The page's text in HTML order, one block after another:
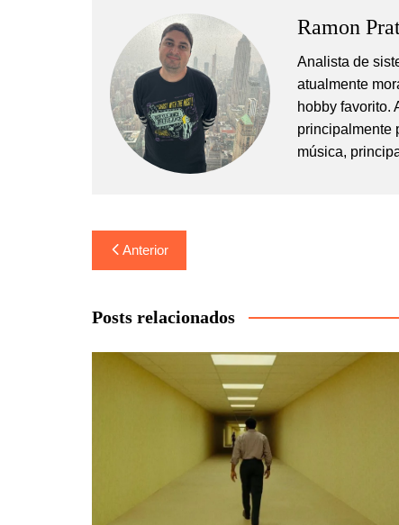
Ramon
Analista de
atualmente
hobby favorito.
principalmente
música,
Navegação
de
Post
Anterior
Posts relacionados